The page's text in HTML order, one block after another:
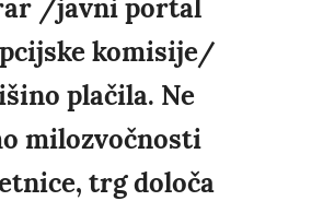
/javni portal
komisije/
plačila. Ne
milozvočnosti
trg določa